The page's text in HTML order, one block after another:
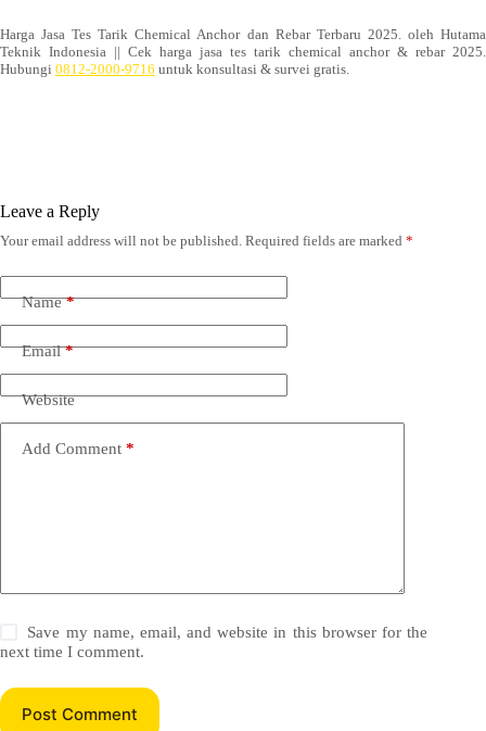
Harga Jasa Tes Tarik Chemical Anchor dan Rebar Terbaru 2025. oleh Hutama
Teknik Indonesia || Cek harga jasa tes tarik chemical anchor & rebar 2025.
Hubungi 0812-2000-9716 untuk konsultasi & survei gratis.
Leave a Reply
Your email address will not be published. Required fields are marked *
Name*
Email*
Website
Add Comment *
Save my name, email, and website in this browser for the
next time I comment.
Post Comment